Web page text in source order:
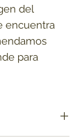
del
encuentra
para